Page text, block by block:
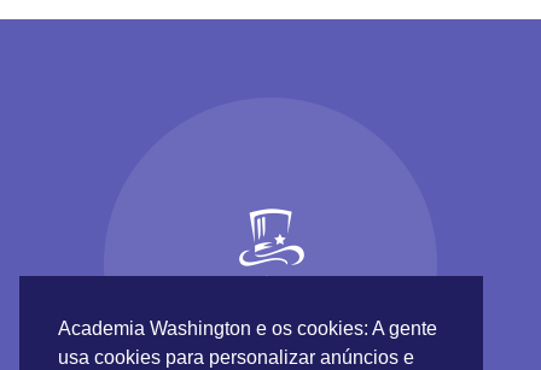
Academia Washington e os cookies: A gente
usa cookies para personalizar anúncios e